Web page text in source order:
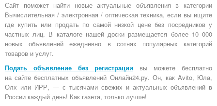
Сайт поможет найти новые актуальные объявления в категории
Вычислительная / электронная / оптическая техника, если вы ищите
где купить или продать по самой низкой цене без посредников у
частных лиц. В каталоге нашей доски размещается более 10 000
новых объявлений ежедневно в сотнях популярных категорий
товаров и услуг.
Подать объявление без регистрации вы можете бесплатно
насайте бесплатных объявлений Онлайн24.ру. Он, как Avito, Юла,
Олх или ИРР, — с тысячами свежих и актуальных объявлений в
России каждый день! Как газета, только лучше!